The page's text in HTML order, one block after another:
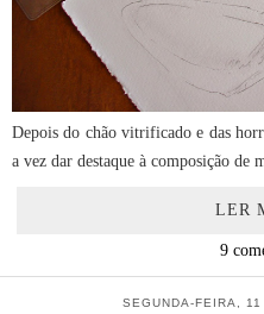
Depois do chão vitrificado e das
a vez dar destaque à composição de
LER
9
SEGUNDA-FEIRA,